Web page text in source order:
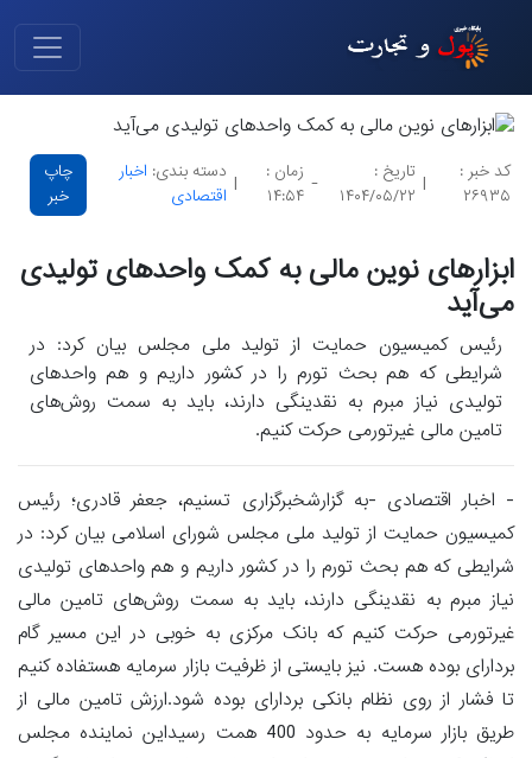
کد خبر :
۲۶۹۳۵
|
تاریخ :
۱۴۰۴/۰۵/۲۲
-
زمان :
۱۴:۵۴
|
دسته بندی: اخبار
اقتصادی
چاپ
خبر
ابزارهای نوین مالی به کمک واحدهای تولیدی
می‌آید
رئیس کمیسیون حمایت از تولید ملی مجلس بیان کرد: در
شرایطی که هم بحث تورم را در کشور داریم و هم واحدهای
تولیدی نیاز مبرم به نقدینگی دارند، باید به سمت روش‌های
تامین مالی غیرتورمی حرکت کنیم.
- اخبار اقتصادی -به گزارشخبرگزاری تسنیم، جعفر قادری؛ رئیس
کمیسیون حمایت از تولید ملی مجلس شورای اسلامی بیان کرد: در
شرایطی که هم بحث تورم را در کشور داریم و هم واحدهای تولیدی
نیاز مبرم به نقدینگی دارند، باید به سمت روش‌های تامین مالی
غیرتورمی حرکت کنیم که بانک مرکزی به خوبی در این مسیر گام
بردارای بوده هست. نیز بایستی از ظرفیت بازار سرمایه هستفاده کنیم
تا فشار از روی نظام بانکی بردارای بوده شود.ارزش تامین مالی از
طریق بازار سرمایه به حدود 400 همت رسیداین نماینده مجلس